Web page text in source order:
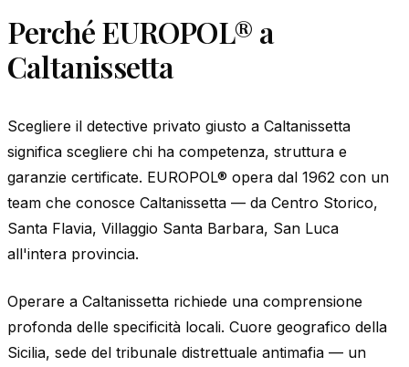
Perché EUROPOL® a
Caltanissetta
Scegliere il detective privato giusto a Caltanissetta
significa scegliere chi ha competenza, struttura e
garanzie certificate. EUROPOL® opera dal 1962 con un
team che conosce Caltanissetta — da Centro Storico,
Santa Flavia, Villaggio Santa Barbara, San Luca
all'intera provincia.
Operare a Caltanissetta richiede una comprensione
profonda delle specificità locali. Cuore geografico della
Sicilia, sede del tribunale distrettuale antimafia — un